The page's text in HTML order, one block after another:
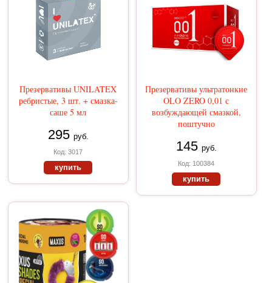
Презервативы UNILATEX
ребристые, 3 шт. + смазка-
саше 5 мл
295 руб.
Код: 3017
купить
Презервативы ультратонкие
OLO ZERO 0,01 с
возбуждающей смазкой,
поштучно
145 руб.
Код: 100384
купить